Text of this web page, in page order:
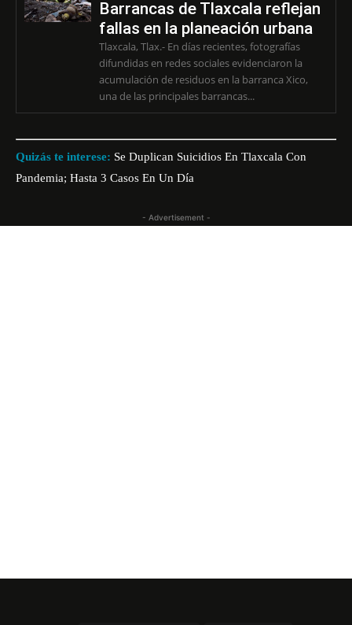
Barrancas de Tlaxcala reflejan
fallas en la planeación urbana
Tlaxcala, Tlax.- En días recientes, fotografías
difundidas en redes sociales evidenciaron la
acumulación de residuos en la barranca Xico,
una de las principales barrancas...
Quizás te interese: Se Duplican Suicidios En Tlaxcala Con
Pandemia; Hasta 3 Casos En Un Día
- Advertisement -